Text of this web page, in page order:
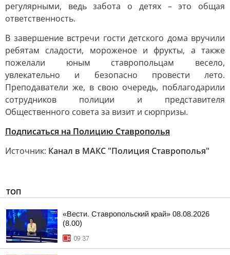
регулярными, ведь забота о детях – это общая
ответственность.
В завершение встречи гости детского дома вручили
ребятам сладости, мороженое и фрукты, а также
пожелали юным ставропольцам весело,
увлекательно и безопасно провести лето.
Преподаватели же, в свою очередь, поблагодарили
сотрудников полиции и представителя
Общественного совета за визит и сюрпризы.
Подписаться на Полицию Ставрополья
Источник: Канал в МАКС "Полиция Ставрополья"
ТОП
«Вести. Ставропольский край» 08.08.2026
(8.00)
09:37